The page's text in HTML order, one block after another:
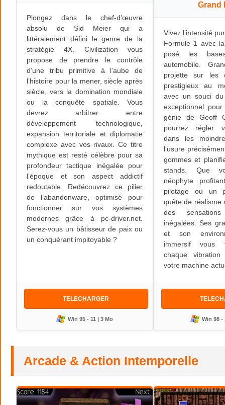
Plongez dans le chef-d’œuvre
absolu de Sid Meier qui a
littéralement défini le genre de la
stratégie 4X. Civilization vous
propose de prendre le contrôle
d’une tribu primitive à l’aube de
l’histoire pour la mener, siècle après
siècle, vers la domination mondiale
ou la conquête spatiale. Vous
devrez arbitrer entre
développement technologique,
expansion territoriale et diplomatie
complexe avec vos rivaux. Ce titre
mythique est resté célèbre pour sa
profondeur tactique inégalée pour
l’époque et son aspect addictif
redoutable. Redécouvrez ce pilier
de l’abandonware, optimisé pour
fonctionner sur vos systèmes
modernes grâce à pc-driver.net.
Serez-vous un bâtisseur de paix ou
un conquérant impitoyable ?
TELECHARGER
Win 95 - 11 | 3 Mo
Grand
Vivez l’intensité
Formule 1 avec
posé les
automobile.
projette sur les
prestigieux au
avec un souci
exceptionnel
génie de Geoff
pourrez régler
dans les
l’usure
gommes et
stands. Que
néophyte
pilotage ou un
quête de réalisme
des
inégalées. Ses
et son
immersif vous
chaque
votre machine
Win 98 -
Arcade & Action Intemporelle